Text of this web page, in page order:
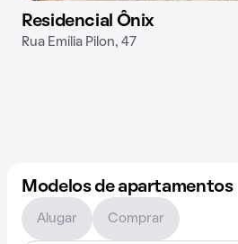
Residencial Ônix
Rua Emília Pilon, 47
Modelos de apartamentos
Alugar Comprar